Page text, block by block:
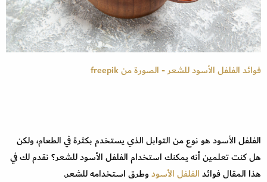
فوائد الفلفل الأسود للشعر - الصورة من freepik
الفلفل الأسود هو نوع من التوابل الذي يستخدم بكثرة في الطعام، ولكن
هل كنت تعلمين أنه يمكنك استخدام الفلفل الأسود للشعر؟ نقدم لك في
هذا المقال فوائدالفلفل الأسودوطرق استخدامه للشعر.